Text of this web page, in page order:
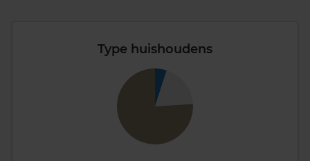
Type huishoudens